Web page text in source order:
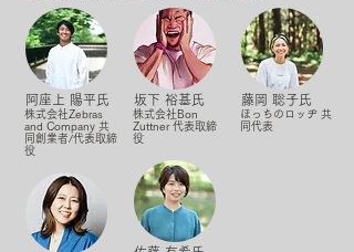
阿座上 陽平氏
株式会社Zebras
and Company 共
同創業者/代表取締
役
坂下 裕基氏
株式会社Bon
Zuttner 代表取締
役
藤岡 聡子氏
ほっちのロッヂ 共
同代表